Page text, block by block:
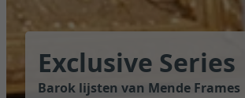
Exclusive Series
Barok lijsten van Mende Frames